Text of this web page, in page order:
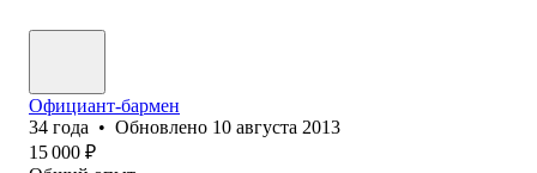
Официант-бармен
34 года • Обновлено 10 августа 2013
15 000 ₽